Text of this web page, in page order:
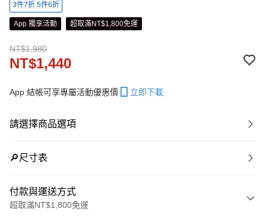
3件7折 5件6折
App 獨享活動 超取滿NT$1,800免運
NT$1,980
NT$1,440
App 結帳可享專屬活動優惠價 立即下載
請選擇商品選項
🔎尺寸表
付款與運送方式
超取滿NT$1,800免運